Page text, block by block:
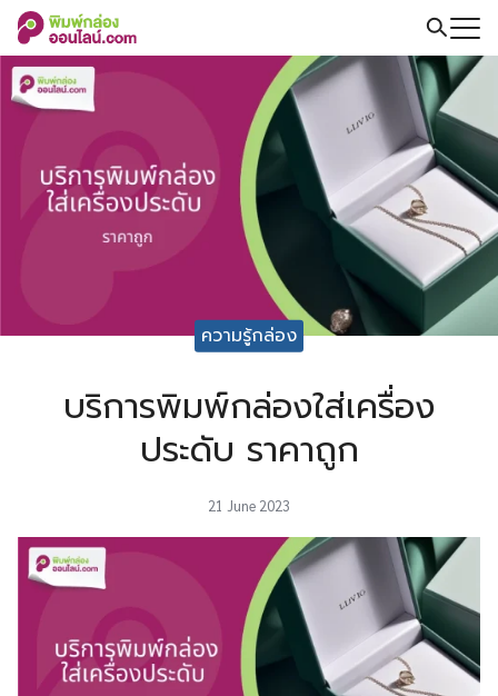
Skip
content
Search
for:
ความรู้กล่อง
บริการพิมพ์กล่องใส่เครื่อง
ประดับ ราคาถูก
21 June 2023